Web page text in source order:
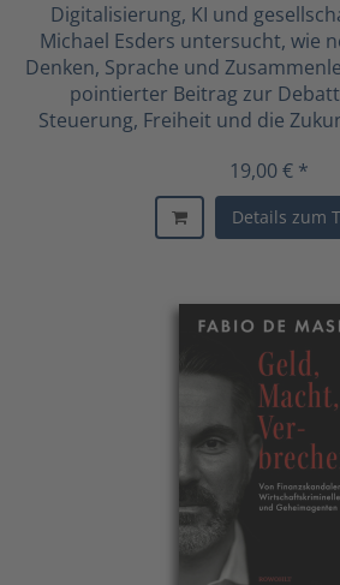
Digitalisierung, KI und
Michael Esders untersucht, wie
Denken, Sprache und
pointierter Beitrag zur
Steuerung, Freiheit und die
19,00 € *
Details zum